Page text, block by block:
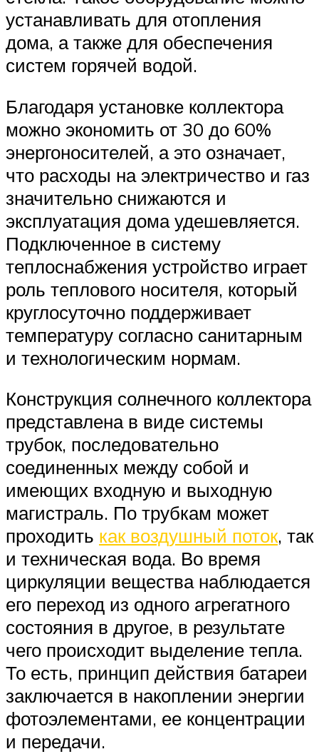
устанавливать для отопления
дома, а также для обеспечения
систем горячей водой.
Благодаря установке коллектора
можно экономить от 30 до 60%
энергоносителей, а это означает,
что расходы на электричество и газ
значительно снижаются и
эксплуатация дома удешевляется.
Подключенное в систему
теплоснабжения устройство играет
роль теплового носителя, который
круглосуточно поддерживает
температуру согласно санитарным
и технологическим нормам.
Конструкция солнечного коллектора
представлена в виде системы
трубок, последовательно
соединенных между собой и
имеющих входную и выходную
магистраль. По трубкам может
проходить как воздушный поток, так
и техническая вода. Во время
циркуляции вещества наблюдается
его переход из одного агрегатного
состояния в другое, в результате
чего происходит выделение тепла.
То есть, принцип действия батареи
заключается в накоплении энергии
фотоэлементами, ее концентрации
и передачи.